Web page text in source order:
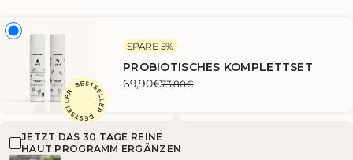
SPARE 5%
PROBIOTISCHES KOMPLETTSET
69,90€73,80€
JETZT DAS 30 TAGE REINE
HAUT PROGRAMM ERGÄNZEN